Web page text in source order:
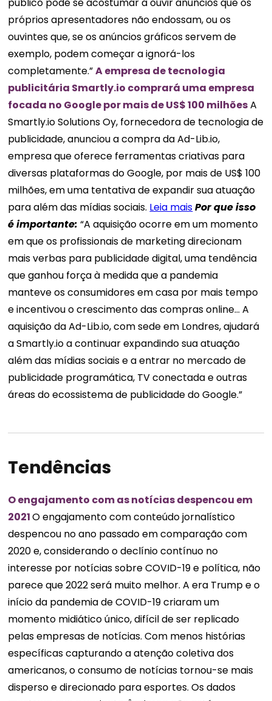
público pode se acostumar a ouvir anúncios que os
próprios apresentadores não endossam, ou os
ouvintes que, se os anúncios gráficos servem de
exemplo, podem começar a ignorá-los
completamente.”A empresa de tecnologia
publicitária Smartly.io comprará uma empresa
focada no Google por mais de US$ 100 milhõesA
Smartly.io Solutions Oy, fornecedora de tecnologia de
publicidade, anunciou a compra da Ad-Lib.io,
empresa que oferece ferramentas criativas para
diversas plataformas do Google, por mais de US$ 100
milhões, em uma tentativa de expandir sua atuação
para além das mídias sociais. Leia maisPor que isso
é importante: “A aquisição ocorre em um momento
em que os profissionais de marketing direcionam
mais verbas para publicidade digital, uma tendência
que ganhou força à medida que a pandemia
manteve os consumidores em casa por mais tempo
e incentivou o crescimento das compras online… A
aquisição da Ad-Lib.io, com sede em Londres, ajudará
a Smartly.io a continuar expandindo sua atuação
além das mídias sociais e a entrar no mercado de
publicidade programática, TV conectada e outras
áreas do ecossistema de publicidade do Google.”
Tendências
O engajamento com as notícias despencou em
2021O engajamento com conteúdo jornalístico
despencou no ano passado em comparação com
2020 e, considerando o declínio contínuo no
interesse por notícias sobre COVID-19 e política, não
parece que 2022 será muito melhor. A era Trump e o
início da pandemia de COVID-19 criaram um
momento midiático único, difícil de ser replicado
pelas empresas de notícias. Com menos histórias
específicas capturando a atenção coletiva dos
americanos, o consumo de notícias tornou-se mais
disperso e direcionado para esportes. Os dados